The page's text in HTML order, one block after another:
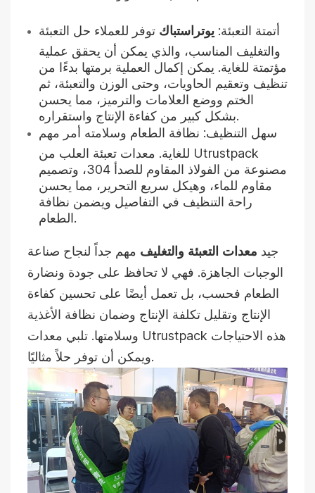
أتمتة التعبئة: يوتراستباك توفر للعملاء حل التعبئة
والتغليف المناسب، والذي يمكن أن يحقق عملية
مؤتمتة للغاية. يمكن إكمال العملية برمتها بدءًا من
تنظيف وتعقيم الحاويات، وحتى الوزن والتعبئة، ثم
الختم ووضع العلامات والترميز، مما يحسن
سهل التنظيف: نظافة الطعام وسلامته أمر مهم
للغاية. معدات تعبئة العلب من Utrustpack
مصنوعة من الفولاذ المقاوم للصدأ 304، وتصميم
مقاوم للماء، وهيكل سريع التحرير، مما يحسن
راحة التنظيف في التفاصيل ويضمن نظافة
جيد معدات التعبئة والتغليف مهم جداً لنجاح صناعة
الوجبات الجاهزة. فهي لا تحافظ على جودة ونضارة
الطعام فحسب، بل تعمل أيضًا على تحسين كفاءة
الإنتاج وتقليل تكلفة الإنتاج وضمان نظافة الأغذية
وسلامتها. تلبي معدات Utrustpack هذه الاحتياجات
ويمكن أن توفر حلاً مثاليًا.